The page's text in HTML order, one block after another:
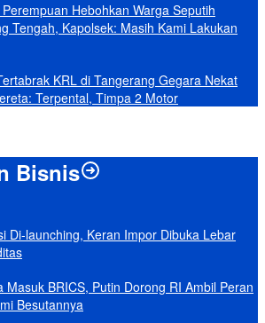
Hebohkan Warga Seputih
Tengah, Kapolsek: Masih Kami Lakukan
KRL di Tangerang Gegara Nekat
Terpental, Timpa 2 Motor
Bisnis
Di-launching, Keran Impor Dibuka Lebar
Masuk BRICS, Putin Dorong RI Ambil Peran
Besutannya